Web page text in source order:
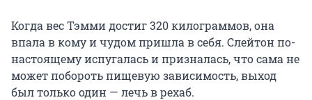
Когда вес Тэмми достиг 320 килограммов, она
впала в кому и чудом пришла в себя. Слейтон по-
настоящему испугалась и призналась, что сама не
может побороть пищевую зависимость, выход
был только один — лечь в рехаб.